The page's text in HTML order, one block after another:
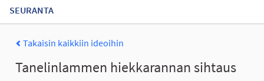
SEURANTA
Takaisin kaikkiin ideoihin
Tanelinlammen hiekkarannan sihtaus